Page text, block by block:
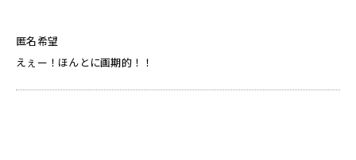
匿名希望
えぇー！ほんとに画期的！！